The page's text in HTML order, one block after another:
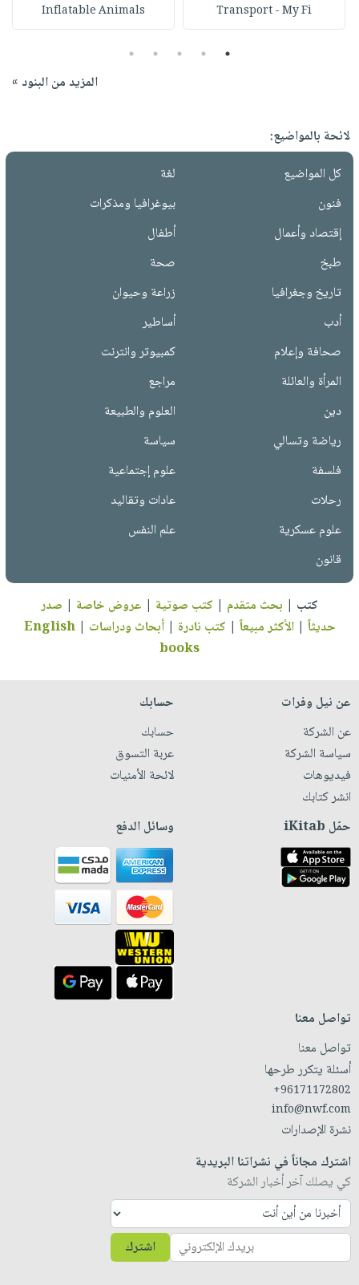
Transport - My Fi
Inflatable Animals
1
2
3
4
5
المزيد من البنود »
لائحة بالمواضيع:
كل المواضيع
لغة
فنون
بيوغرافيا ومذكرات
إقتصاد وأعمال
أطفال
طبخ
صحة
تاريخ وجغرافيا
زراعة وحيوان
أدب
أساطير
صحافة وإعلام
كمبيوتر وانترنت
المرأة والعائلة
مراجع
دين
العلوم والطبيعة
رياضة وتسالي
سياسة
فلسفة
علوم إجتماعية
رحلات
عادات وتقاليد
علوم عسكرية
علم النفس
قانون
كتب | بحث متقدم | كتب صوتية | عروض خاصة | صدر
حديثاً |الأكثر مبيعاً | كتب نادرة |أبحاث ودراسات |
English
books
عن نيل وفرات
عن الشركة
سياسة الشركة
فيديوهات
انشر كتابك
حسابك
حسابك
عربة التسوق
لائحة الأمنيات
حمّل iKitab وسائل الدفع
تواصل معنا
تواصل معنا
أسئلة يتكرر طرحها
+96171172802
info@nwf.com
نشرة الإصدارات
اشترك مجاناً في نشراتنا البريدية
كي يصلك آخر أخبار الشركة
اشترك